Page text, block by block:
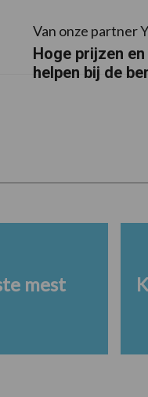
Van onze partner
Hoge prijzen
helpen bij de
mest